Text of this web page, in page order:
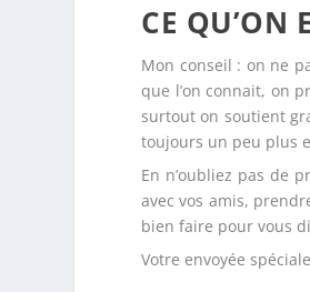
CE QU’ON
Mon conseil : on ne
que l’on connait, on
surtout on soutient
toujours un peu plus
En n’oubliez pas de
avec vos amis,
bien faire pour vous
Votre envoyée